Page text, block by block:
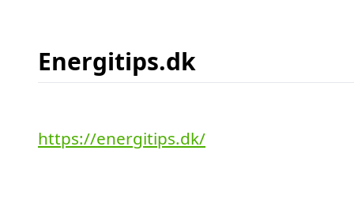
Energitips.dk
https://energitips.dk/